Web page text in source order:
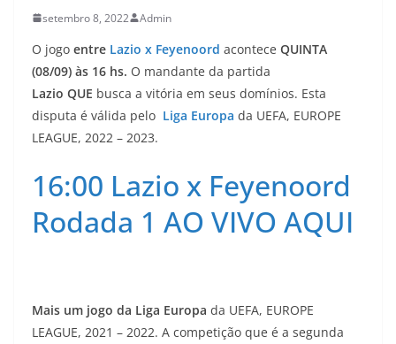
setembro 8, 2022 Admin
O jogo entre Lazio x Feyenoord acontece QUINTA
(08/09) às 16 hs. O mandante da partida
Lazio QUE busca a vitória em seus domínios. Esta
disputa é válida pelo Liga Europa da UEFA, EUROPE
LEAGUE, 2022 – 2023.
16:00 Lazio x Feyenoord
Rodada 1 AO VIVO AQUI
Mais um jogo da Liga Europa da UEFA, EUROPE
LEAGUE, 2021 – 2022. A competição que é a segunda